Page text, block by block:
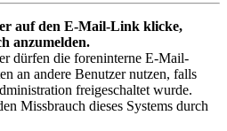
auf den E-Mail-Link klicke,
anzumelden.
dürfen die foreninterne E-Mail-
an andere Benutzer nutzen, falls
freigeschaltet wurde.
Missbrauch dieses Systems durch